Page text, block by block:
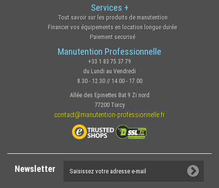
Services +
Tout savoir sur les produits de manutention
Financer vos équipements en location longue durée
Paiement securisé
Manutention Professionnelle
+33 1 83 75 37 79
du Lundi au Vendredi
8.30 - 12.30 // 14.00 - 17.00
Allée des Epinettes Bat 9 Zi nord
77200 Torcy
contact@manutention-professionnelle.fr
Newsletter